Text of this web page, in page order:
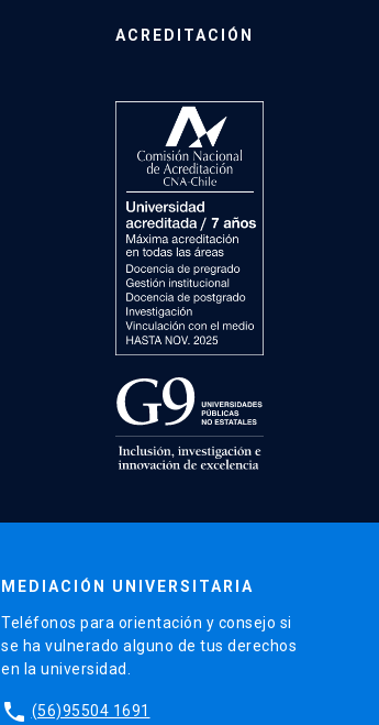
ACREDITACIÓN
MEDIACIÓN UNIVERSITARIA
Teléfonos para orientación y consejo si
se ha vulnerado alguno de tus derechos
en la universidad.
phone (56)95504 1691